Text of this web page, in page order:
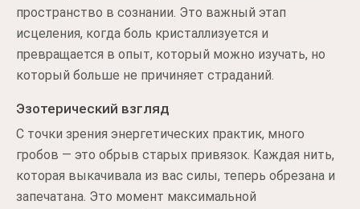
пространство в сознании. Это важный этап
исцеления, когда боль кристаллизуется и
превращается в опыт, который можно изучать, но
который больше не причиняет страданий.
Эзотерический взгляд
С точки зрения энергетических практик, много
гробов — это обрыв старых привязок. Каждая нить,
которая выкачивала из вас силы, теперь обрезана и
запечатана. Это момент максимальной